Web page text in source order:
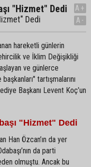
"Hizmet" Dedi
Dedi
A+
A-
hareketli günlerin
ve İklim Değişikliği
ve günlerce
tartışmalarını
Başkanı Levent Koç’un
"Hizmet" Dedi
Han Özcan’ın da yer
da parti
olmuştu. Ancak bu